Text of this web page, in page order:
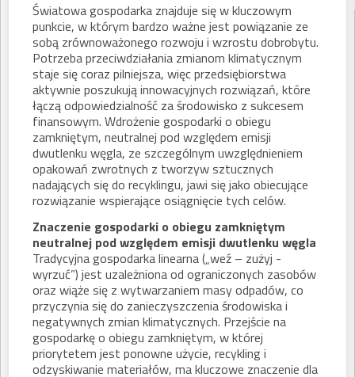
Światowa gospodarka znajduje się w kluczowym
punkcie, w którym bardzo ważne jest powiązanie ze
sobą zrównoważonego rozwoju i wzrostu dobrobytu.
Potrzeba przeciwdziałania zmianom klimatycznym
staje się coraz pilniejsza, więc przedsiębiorstwa
aktywnie poszukują innowacyjnych rozwiązań, które
łączą odpowiedzialność za środowisko z sukcesem
finansowym. Wdrożenie gospodarki o obiegu
zamkniętym, neutralnej pod względem emisji
dwutlenku węgla, ze szczególnym uwzględnieniem
opakowań zwrotnych z tworzyw sztucznych
nadających się do recyklingu, jawi się jako obiecujące
rozwiązanie wspierające osiągnięcie tych celów.
Znaczenie gospodarki o obiegu zamkniętym
neutralnej pod względem emisji dwutlenku węgla
Tradycyjna gospodarka linearna („weź – zużyj -
wyrzuć”) jest uzależniona od ograniczonych zasobów
oraz wiąże się z wytwarzaniem masy odpadów, co
przyczynia się do zanieczyszczenia środowiska i
negatywnych zmian klimatycznych. Przejście na
gospodarkę o obiegu zamkniętym, w której
priorytetem jest ponowne użycie, recykling i
odzyskiwanie materiałów, ma kluczowe znaczenie dla